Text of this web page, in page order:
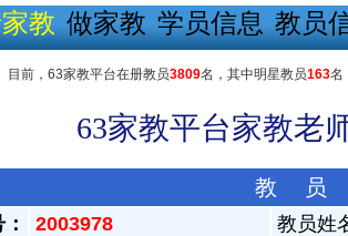
教 做家教 学员信息 教员
目前，63家教平台在册教员3809名，其中明星教员163名
63家教平台家教老
教 员
2003978 教员姓